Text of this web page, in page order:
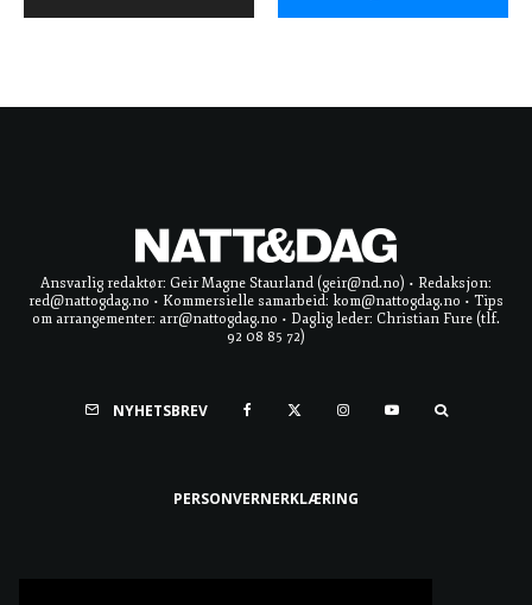
Ansvarlig redaktør: Geir Magne Staurland (geir@nd.no) • Redaksjon:
red@nattogdag.no • Kommersielle samarbeid: kom@nattogdag.no • Tips
om arrangementer: arr@nattogdag.no • Daglig leder: Christian Fure (tlf.
92 08 85 72)
NYHETSBREV
PERSONVERNERKLÆRING